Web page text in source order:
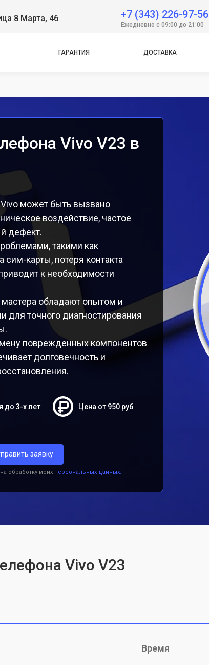
8 Марта, 46 +7 (343) 226-97-56
Ежедневно с 09:00 до 21:00
ГАРАНТИЯ ДОСТАВКА
Vivo V23 в
может быть вызвано
воздействие, частое
дефект.
такими как
сим-карты, потеря контакта
к необходимости
обладают опытом и
для точного диагностирования
поврежденных компонентов
долговечность и
до 3-х лет Цена от 950 руб
заявку
обработку моих персональных данных.
Vivo V23
Время